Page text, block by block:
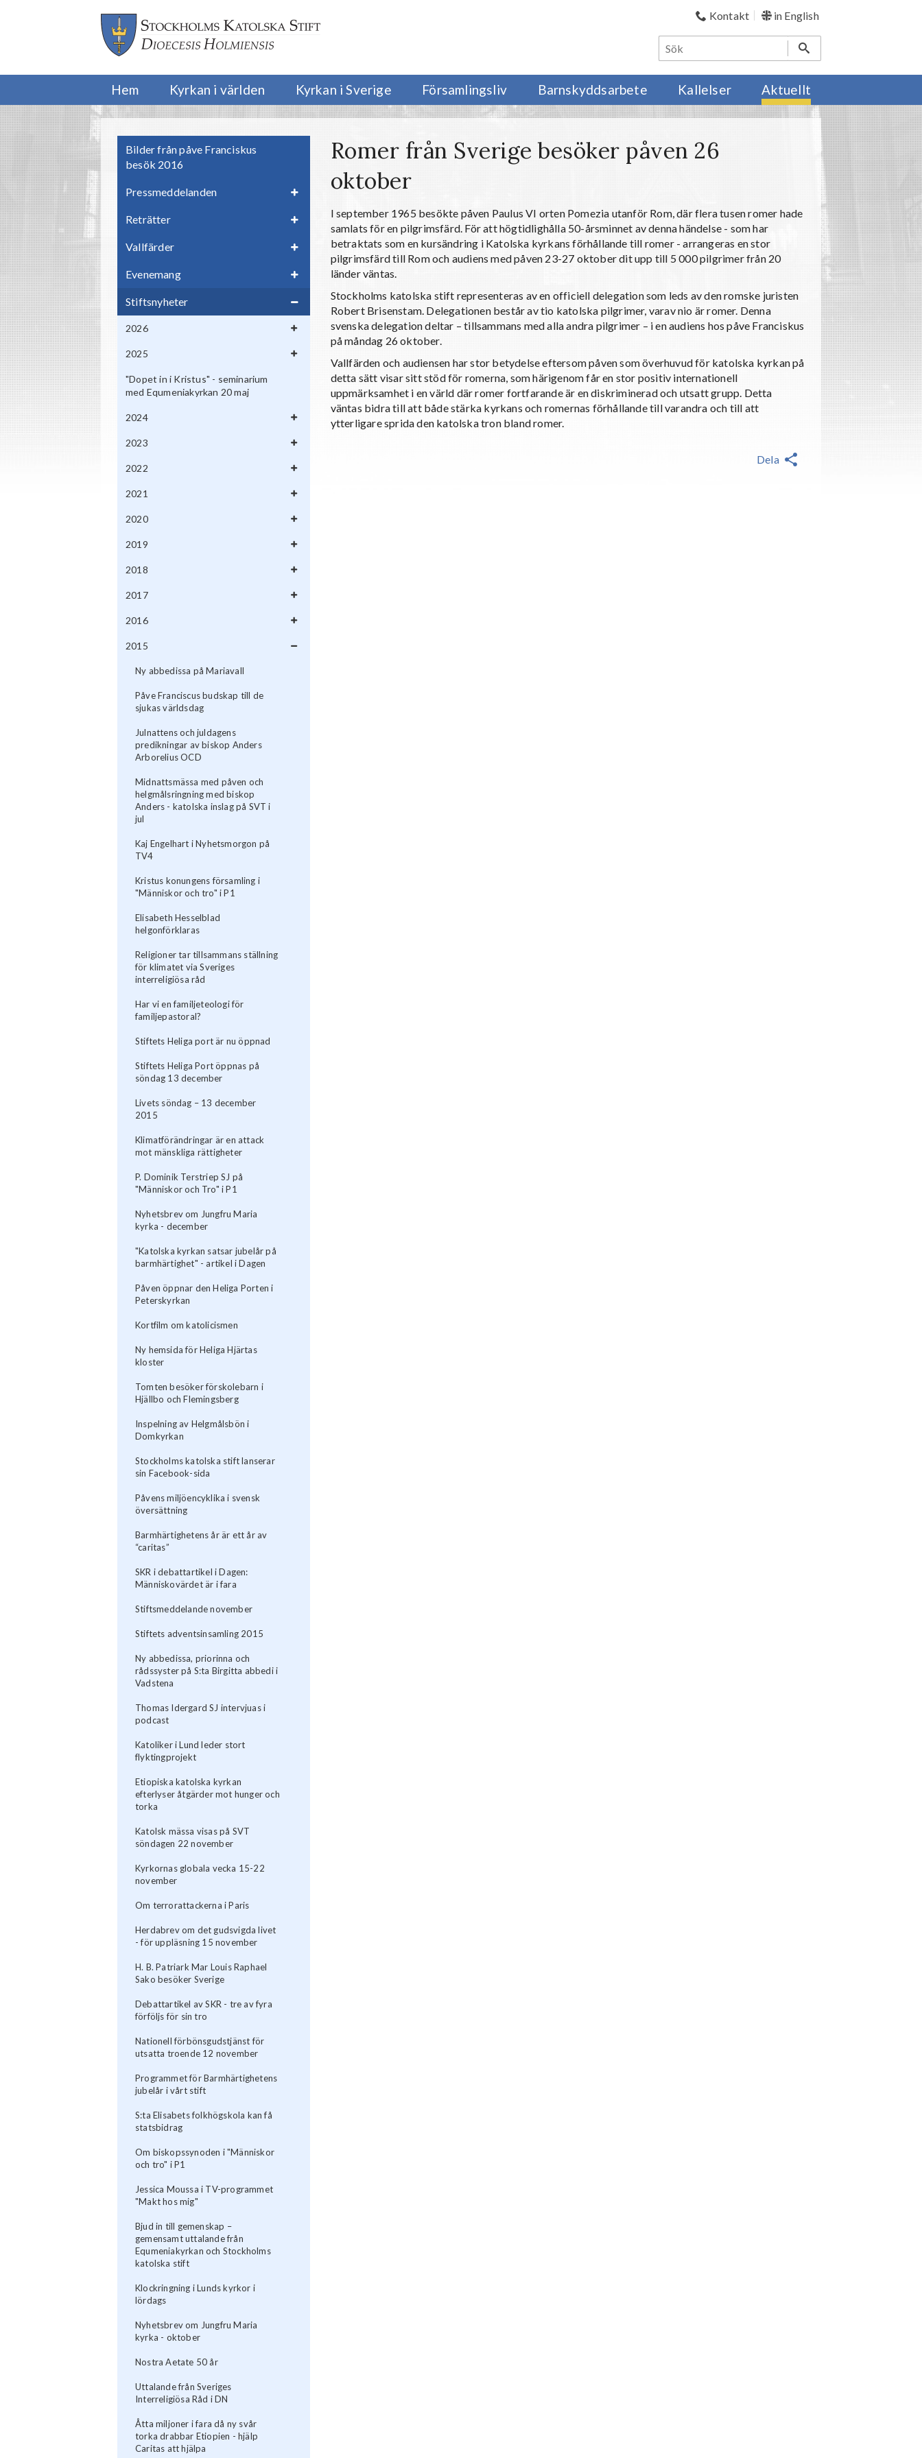
Kontakt in English
Hem Kyrkan i världen Kyrkan i Sverige Församlingsliv Barnskyddsarbete Kallelser Aktuellt
Bilder från påve Franciskus
besök 2016
Pressmeddelanden
Reträtter
Vallfärder
Evenemang
Stiftsnyheter
2026
2025
"Dopet in i Kristus" - seminarium
med Equmeniakyrkan 20 maj
2024
2023
2022
2021
2020
2019
2018
2017
2016
2015
Ny abbedissa på Mariavall
Påve Franciscus budskap till de
sjukas världsdag
Julnattens och juldagens
predikningar av biskop Anders
Arborelius OCD
Midnattsmässa med påven och
helgmålsringning med biskop
Anders - katolska inslag på SVT i
jul
Kaj Engelhart i Nyhetsmorgon på
TV4
Kristus konungens församling i
"Människor och tro" i P1
Elisabeth Hesselblad
helgonförklaras
Religioner tar tillsammans ställning
för klimatet via Sveriges
interreligiösa råd
Har vi en familjeteologi för
familjepastoral?
Stiftets Heliga port är nu öppnad
Stiftets Heliga Port öppnas på
söndag 13 december
Livets söndag – 13 december
2015
Klimatförändringar är en attack
mot mänskliga rättigheter
P. Dominik Terstriep SJ på
"Människor och Tro" i P1
Nyhetsbrev om Jungfru Maria
kyrka - december
"Katolska kyrkan satsar jubelår på
barmhärtighet" - artikel i Dagen
Påven öppnar den Heliga Porten i
Peterskyrkan
Kortfilm om katolicismen
Ny hemsida för Heliga Hjärtas
kloster
Tomten besöker förskolebarn i
Hjällbo och Flemingsberg
Inspelning av Helgmålsbön i
Domkyrkan
Stockholms katolska stift lanserar
sin Facebook-sida
Påvens miljöencyklika i svensk
översättning
Barmhärtighetens år är ett år av
“caritas”
SKR i debattartikel i Dagen:
Människovärdet är i fara
Stiftsmeddelande november
Stiftets adventsinsamling 2015
Ny abbedissa, priorinna och
rådssyster på S:ta Birgitta abbedi i
Vadstena
Thomas Idergard SJ intervjuas i
podcast
Katoliker i Lund leder stort
flyktingprojekt
Etiopiska katolska kyrkan
efterlyser åtgärder mot hunger och
torka
Katolsk mässa visas på SVT
söndagen 22 november
Kyrkornas globala vecka 15-22
november
Om terrorattackerna i Paris
Herdabrev om det gudsvigda livet
- för uppläsning 15 november
H. B. Patriark Mar Louis Raphael
Sako besöker Sverige
Debattartikel av SKR - tre av fyra
förföljs för sin tro
Nationell förbönsgudstjänst för
utsatta troende 12 november
Programmet för Barmhärtighetens
jubelår i vårt stift
S:ta Elisabets folkhögskola kan få
statsbidrag
Om biskopssynoden i "Människor
och tro" i P1
Jessica Moussa i TV-programmet
"Makt hos mig"
Bjud in till gemenskap –
gemensamt uttalande från
Equmeniakyrkan och Stockholms
katolska stift
Klockringning i Lunds kyrkor i
lördags
Nyhetsbrev om Jungfru Maria
kyrka - oktober
Nostra Aetate 50 år
Uttalande från Sveriges
Interreligiösa Råd i DN
Åtta miljoner i fara då ny svår
torka drabbar Etiopien - hjälp
Caritas att hjälpa
Romer från Sverige besöker påven 26
oktober
I september 1965 besökte påven Paulus VI orten Pomezia utanför Rom, där flera tusen romer hade
samlats för en pilgrimsfärd. För att högtidlighålla 50-årsminnet av denna händelse - som har
betraktats som en kursändring i Katolska kyrkans förhållande till romer - arrangeras en stor
pilgrimsfärd till Rom och audiens med påven 23-27 oktober dit upp till 5 000 pilgrimer från 20
länder väntas.
Stockholms katolska stift representeras av en officiell delegation som leds av den romske juristen
Robert Brisenstam. Delegationen består av tio katolska pilgrimer, varav nio är romer. Denna
svenska delegation deltar – tillsammans med alla andra pilgrimer – i en audiens hos påve Franciskus
på måndag 26 oktober.
Vallfärden och audiensen har stor betydelse eftersom påven som överhuvud för katolska kyrkan på
detta sätt visar sitt stöd för romerna, som härigenom får en stor positiv internationell
uppmärksamhet i en värld där romer fortfarande är en diskriminerad och utsatt grupp. Detta
väntas bidra till att både stärka kyrkans och romernas förhållande till varandra och till att
ytterligare sprida den katolska tron bland romer.
Dela